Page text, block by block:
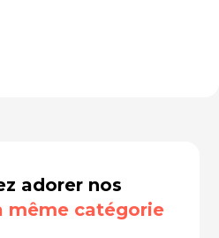
adorer nos
même catégorie